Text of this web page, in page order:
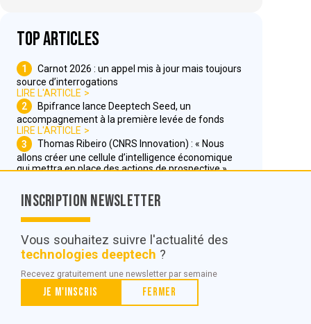
Top articles
1
Carnot 2026 : un appel mis à jour mais toujours
source d’interrogations
LIRE L'ARTICLE
2
Bpifrance lance Deeptech Seed, un
accompagnement à la première levée de fonds
LIRE L'ARTICLE
3
Thomas Ribeiro (CNRS Innovation) : « Nous
allons créer une cellule d’intelligence économique
qui mettra en place des actions de prospective »
© POC Media 2026
Tous droits réservés.
Qui sommes nous ?
Mentions légales
Inscription Newsletter
Vous souhaitez suivre l'actualité des
technologies deeptech ?
Recevez gratuitement une newsletter par semaine
Je m'inscris Fermer